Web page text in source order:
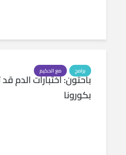
برامج مع الحكيم
باحثون: اختبارات الدم
بكورونا